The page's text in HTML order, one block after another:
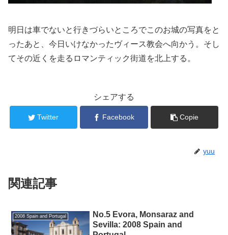
明日は車でないと行きづらいところでこのお城の写真をと
ったあと、今日いけなかったヴィース教会へ向かう。そし
てその近くを走るロマンティック街道を北上する。
シェアする
Twitter Facebook Copie
yuu
関連記事
2008 Spain and Portugal
No.5 Evora, Monsaraz and
Sevilla: 2008 Spain and